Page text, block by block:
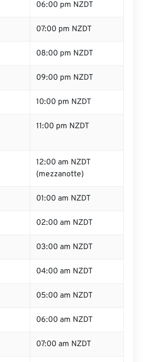
06:00 pm NZDT
07:00 pm NZDT
08:00 pm NZDT
09:00 pm NZDT
10:00 pm NZDT
11:00 pm NZDT
12:00 am NZDT
(mezzanotte)
01:00 am NZDT
02:00 am NZDT
03:00 am NZDT
04:00 am NZDT
05:00 am NZDT
06:00 am NZDT
07:00 am NZDT